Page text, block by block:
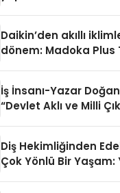
Daikin’den akıllı
dönem: Madoka Plus
İş İnsanı-Yazar
“Devlet Aklı ve Milli
Diş Hekimliğinden
Çok Yönlü Bir Yaşam: